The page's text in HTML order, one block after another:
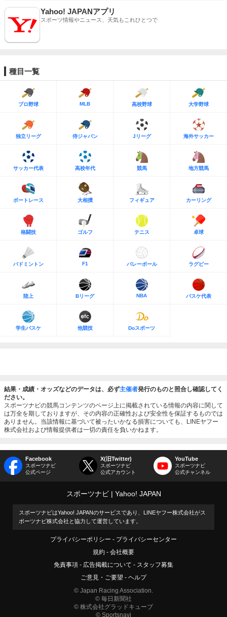
Yahoo! JAPANアプリ
スポーツ情報やニュース、天気もこれひとつで
種目一覧
プロ野球 MLB 高校野球 大学野球
独立リーグ 侍ジャパン Jリーグ 海外サッカー
サッカー代表 高校年代 競馬 地方競馬
ボートレース 大相撲 フィギュア カーリング
格闘技 ゴルフ テニス 卓球
バドミントン F1 バレーボール ラグビー
陸上 Bリーグ NBA バスケ代表
学生バスケ 他競技 Doスポーツ
結果・成績・オッズなどのデータは、必ず主催者発行のものと照合し確認してく
ださい。
スポーツナビの競馬コンテンツのページ上に掲載されている情報の内容に関して
は万全を期しておりますが、その内容の正確性および安全性を保証するものでは
ありません。当該情報に基づいて被ったいかなる損害についても、LINEヤフー
株式会社および情報提供者は一切の責任を負いかねます。
Facebook
スポーツナビ
公式ページ
X(旧Twitter)
スポーツナビ
公式アカウント
YouTube
スポーツナビ
公式チャンネル
スポーツナビ Yahoo! JAPAN
スポーツナビはYahoo! JAPANのサービスであり、LINEヤフー株式会社がス
ポーツナビ株式会社と協力して運営しています。
プライバシーポリシー
プライバシーセンター
規約
会社概要
免責事項
広告掲載について
スタッフ募集
ご意見・ご要望
ヘルプ
© Japan Racing Association.
© 毎日新聞社
© 株式会社グラッドキューブ
© Sportsnavi